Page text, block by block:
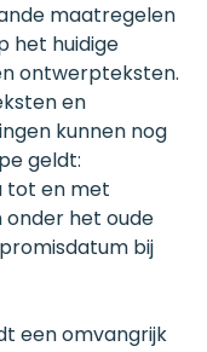
maatregelen
het huidige
ontwerpteksten.
en
kunnen nog
geldt:
tot en met
onder het oude
bij
een omvangrijk